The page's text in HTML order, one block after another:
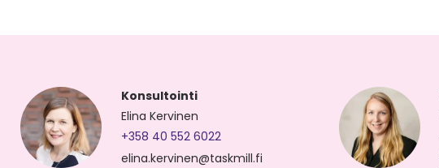
Konsultointi
Elina Kervinen
+358 40 552 6022
elina.kervinen@taskmill.fi